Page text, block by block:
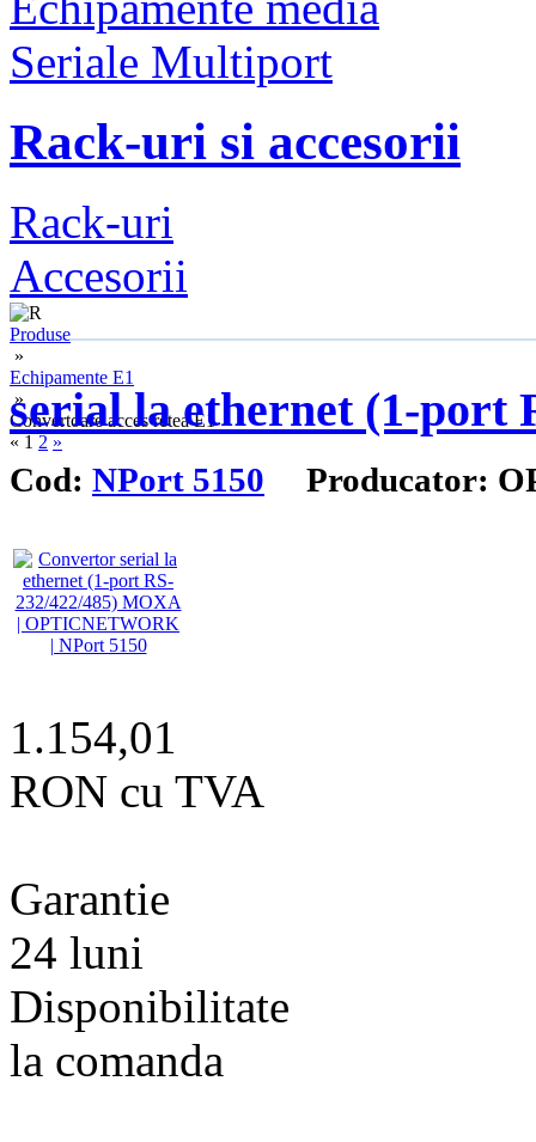
Seriale Multiport
Rack-uri si accesorii
Rack-uri
Accesorii
Produse
»
Echipamente E1
»
Convertoare acces retea E1
« 1 2 »
serial la ethernet (1-port
Cod: NPort 5150 Producator:
1.154,01
RON cu TVA
Garantie
24 luni
Disponibilitate
la comanda